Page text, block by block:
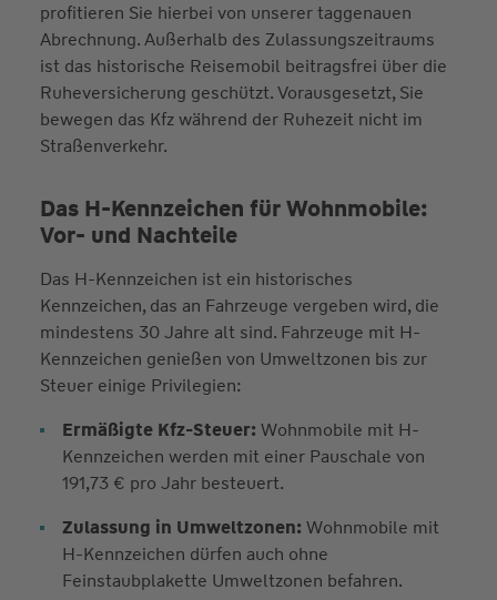
profitieren Sie hierbei von unserer taggenauen
Abrechnung. Außerhalb des Zulassungs­zeitraums
ist das historische Reise­mobil beitrags­frei über die
Ruhe­versicherung geschützt. Voraus­gesetzt, Sie
bewegen das Kfz während der Ruhe­zeit nicht im
Straßenverkehr.
Das H-Kennzeichen für Wohnmobile:
Vor- und Nachteile
Das H-Kennzeichen ist ein historisches
Kennzeichen, das an Fahrzeuge vergeben wird, die
mindestens 30 Jahre alt sind. Fahrzeuge mit H-
Kennzeichen genießen von Umweltzonen bis zur
Steuer einige Privilegien:
Ermäßigte Kfz-Steuer: Wohnmobile mit H-
Kennzeichen werden mit einer Pauschale von
191,73 € pro Jahr besteuert.
Zulassung in Umweltzonen: Wohnmobile mit
H-Kennzeichen dürfen auch ohne
Feinstaubplakette Umweltzonen befahren.